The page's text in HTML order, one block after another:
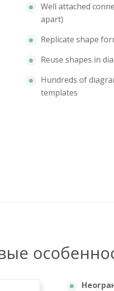
Well attached
apart)
Replicate shape
Reuse shapes in
Hundreds of
templates